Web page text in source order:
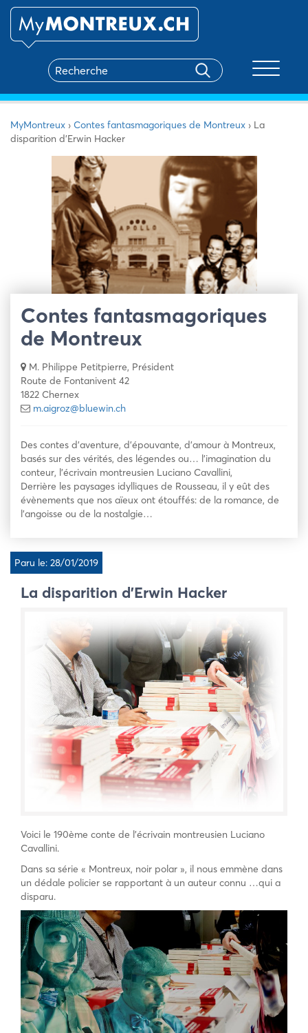
MyMontreux › Contes fantasmagoriques de Montreux › La
disparition d’Erwin Hacker
Contes fantasmagoriques
de Montreux
M. Philippe Petitpierre, Président
Route de Fontanivent 42
1822 Chernex
m.aigroz@bluewin.ch
Des contes d’aventure, d’épouvante, d’amour à Montreux,
basés sur des vérités, des légendes ou… l’imagination du
conteur, l’écrivain montreusien Luciano Cavallini,
Derrière les paysages idylliques de Rousseau, il y eût des
évènements que nos aïeux ont étouffés: de la romance, de
l’angoisse ou de la nostalgie…
Paru le: 28/01/2019
La disparition d’Erwin Hacker
Voici le 190ème conte de l’écrivain montreusien Luciano
Cavallini.
Dans sa série « Montreux, noir polar », il nous emmène dans
un dédale policier se rapportant à un auteur connu …qui a
disparu.